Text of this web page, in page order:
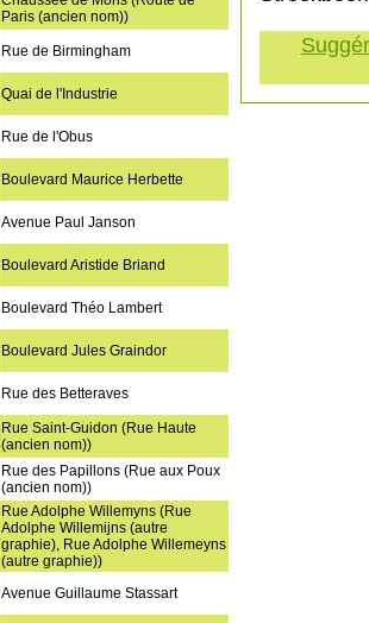
Paris (ancien nom))
Rue de Birmingham
Quai de l'Industrie
Rue de l'Obus
Boulevard Maurice Herbette
Avenue Paul Janson
Boulevard Aristide Briand
Boulevard Théo Lambert
Boulevard Jules Graindor
Rue des Betteraves
Rue Saint-Guidon (Rue Haute
(ancien nom))
Rue des Papillons (Rue aux Poux
(ancien nom))
Rue Adolphe Willemyns (Rue
Adolphe Willemijns (autre
graphie), Rue Adolphe Willemeyns
(autre graphie))
Avenue Guillaume Stassart